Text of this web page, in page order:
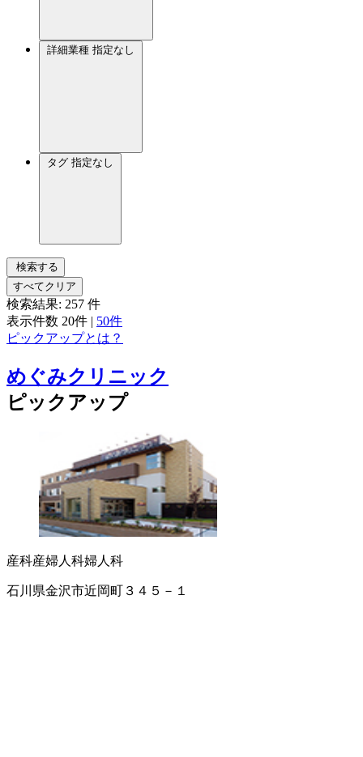
詳細業種 指定なし
タグ 指定なし
検索する
すべてクリア
検索結果: 257 件
表示件数 20件 | 50件
ピックアップとは？
めぐみクリニック
ピックアップ
産科産婦人科婦人科
石川県金沢市近岡町３４５－１